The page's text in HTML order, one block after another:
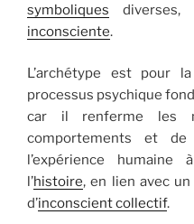
symboliques
inconsciente.
L’archétype est pour
processus psychique
car il renferme les
comportements et de
l’expérience
l’histoire, en lien avec
d’inconscient collectif.